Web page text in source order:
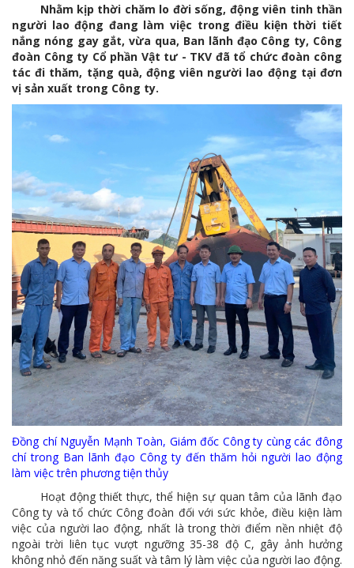
Báo cáo tổng kết hoạt động SXKD năm 2023
10 sự kiện tiêu biểu năm 2023
MTS -10 sự kiện nổi bật năm 2022
Bản tin số 358- Vinacomin news
COMINLUB - TỰ HÀO CHẶNG ĐƯỜNG 25 NĂM
MTS - Gặp mặt cán bộ ngành than vùng Cẩm Phả
TKV đẩy mạnh lộ trình tái cơ cấu
MTS - GIỚI THIỆU SẢN PHẨM COMINLUB HFS
MTS: 60 NĂM TIÊN PHONG KIẾN TẠO GIÁ TRỊ BỀN VỮNG
Video quy trình Bỏ phiếu Bầu cử sắp tới
MTS: KHÁNH THÀNH CỬA HÀNG XĂNG DẦU CẨM PHẢ
MTS: 5 NĂM - TỪ ĐẠI HỘI ĐẾN ĐẠI HỘI
Cách phòng chống covid-19 tại nơi làm việc
Sản phẩm dầu nhờn của Công ty CP Vật tư tạo ấn tượng tốt tại Lễ tổng kết
Cominlub: Dấu ấn 20 năm 12/11 (1997-2017)
MTS: Công nghệ hiện đại - Kết nối thông minh
Đồng hành vì sự phát triển lâu dài của MTS
Nhằm kịp thời chăm lo đời sống, động viên tinh thần
người lao động đang làm việc trong điều kiện thời tiết
nắng nóng gay gắt, vừa qua, Ban lãnh đạo Công ty, Công
đoàn Công ty Cổ phần Vật tư - TKV đã tổ chức đoàn công
tác đi thăm, tặng quà, động viên người lao động tại đơn
vị sản xuất trong Công ty.
Đồng chí Nguyễn Mạnh Toàn, Giám đốc Công ty cùng các đông
chí trong Ban lãnh đạo Công ty đến thăm hỏi người lao động
làm việc trên phương tiện thủy
Hoạt động thiết thực, thể hiện sự quan tâm của lãnh đạo
Công ty và tổ chức Công đoàn đối với sức khỏe, điều kiện làm
việc của người lao động, nhất là trong thời điểm nền nhiệt độ
ngoài trời liên tục vượt ngưỡng 35-38 độ C, gây ảnh hưởng
không nhỏ đến năng suất và tâm lý làm việc của người lao động.